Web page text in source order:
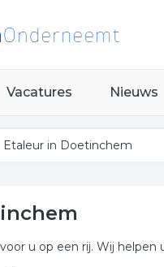
Vacatures Nieuws
Etaleur in Doetinchem
u op een rij. Wij helpen